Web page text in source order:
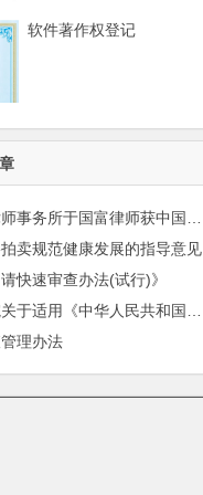
软件著作权登记
卖规范健康发展的指导意见
快速审查办法(试行)》
理办法